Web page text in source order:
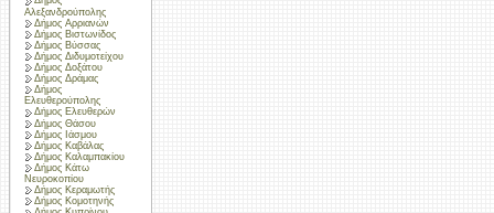
Αλεξανδρούπολης
Δήμος Αρριανών
Δήμος Βιστωνίδος
Δήμος Βύσσας
Δήμος Διδυμοτείχου
Δήμος Δοξάτου
Δήμος Δράμας
Δήμος
Ελευθερούπολης
Δήμος Ελευθερών
Δήμος Θάσου
Δήμος Ιάσμου
Δήμος Καβάλας
Δήμος Καλαμπακίου
Δήμος Κάτω
Νευροκοπίου
Δήμος Κεραμωτής
Δήμος Κομοτηνής